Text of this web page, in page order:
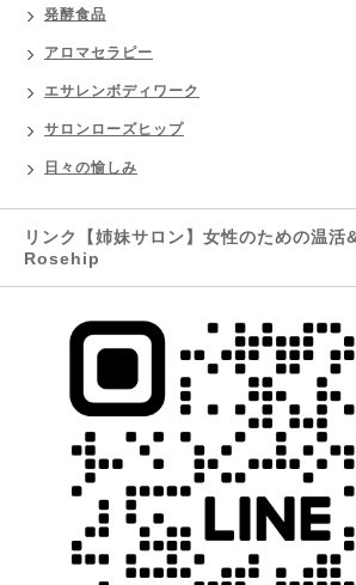
発酵食品
アロマセラピー
エサレンボディワーク
サロンローズヒップ
日々の愉しみ
リンク【姉妹サロン】女性のための温活
Rosehip